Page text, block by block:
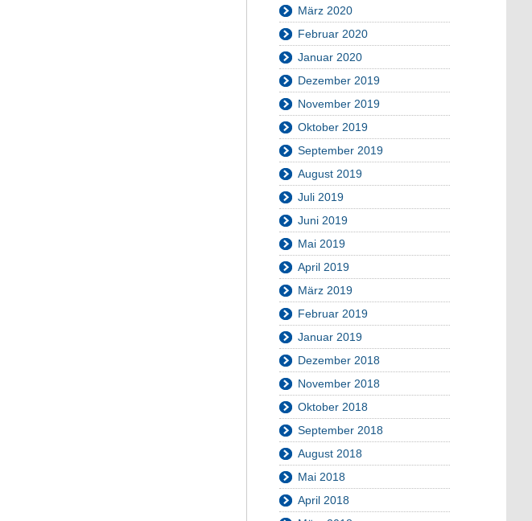
März 2020
Februar 2020
Januar 2020
Dezember 2019
November 2019
Oktober 2019
September 2019
August 2019
Juli 2019
Juni 2019
Mai 2019
April 2019
März 2019
Februar 2019
Januar 2019
Dezember 2018
November 2018
Oktober 2018
September 2018
August 2018
Mai 2018
April 2018